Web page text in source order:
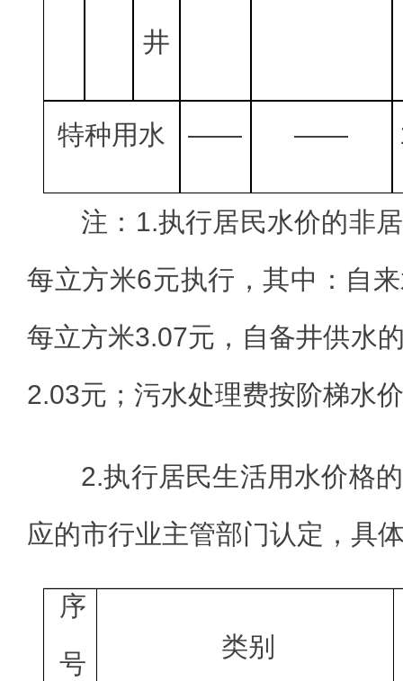
井
特种用水 —— ——
注：1.执行居民水价的非
每立方米6元执行，其中：自
每立方米3.07元，自备井供水
2.03元；污水处理费按阶梯水
2.执行居民生活用水价格
应的市行业主管部门认定，具
序
号
类别